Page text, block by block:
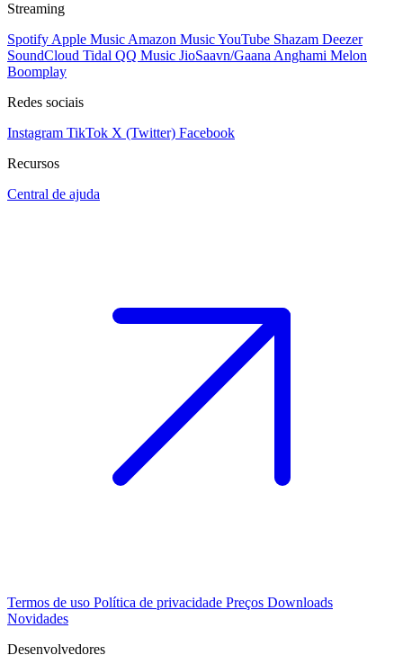
Streaming
Spotify Apple Music Amazon MusicYouTube Shazam Deezer
SoundCloud Tidal QQ Music JioSaavn/Gaana Anghami Melon
Boomplay
Redes sociais
Instagram TikTok X (Twitter) Facebook
Recursos
Central de ajuda
Termos de uso Política de privacidade Preços Downloads
Novidades
Desenvolvedores